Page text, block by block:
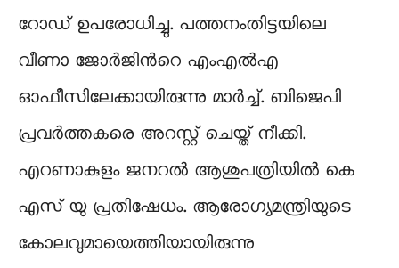
റോഡ് ഉപരോധിച്ചു. പത്തനംതിട്ടയിലെ
വീണാ ജോർജിന്‍റെ എംഎൽഎ
ഓഫീസിലേക്കായിരുന്നു മാർച്ച്. ബിജെപി
പ്രവർത്തകരെ അറസ്റ്റ് ചെയ്ത് നീക്കി.
എറണാകുളം ജനറൽ ആശുപത്രിയിൽ കെ
എസ് യു പ്രതിഷേധം. ആരോഗ്യമന്ത്രിയുടെ
കോലവുമായെത്തിയായിരുന്നു